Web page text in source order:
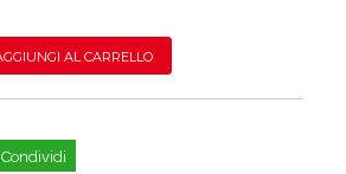
AL CARRELLO
Condividi